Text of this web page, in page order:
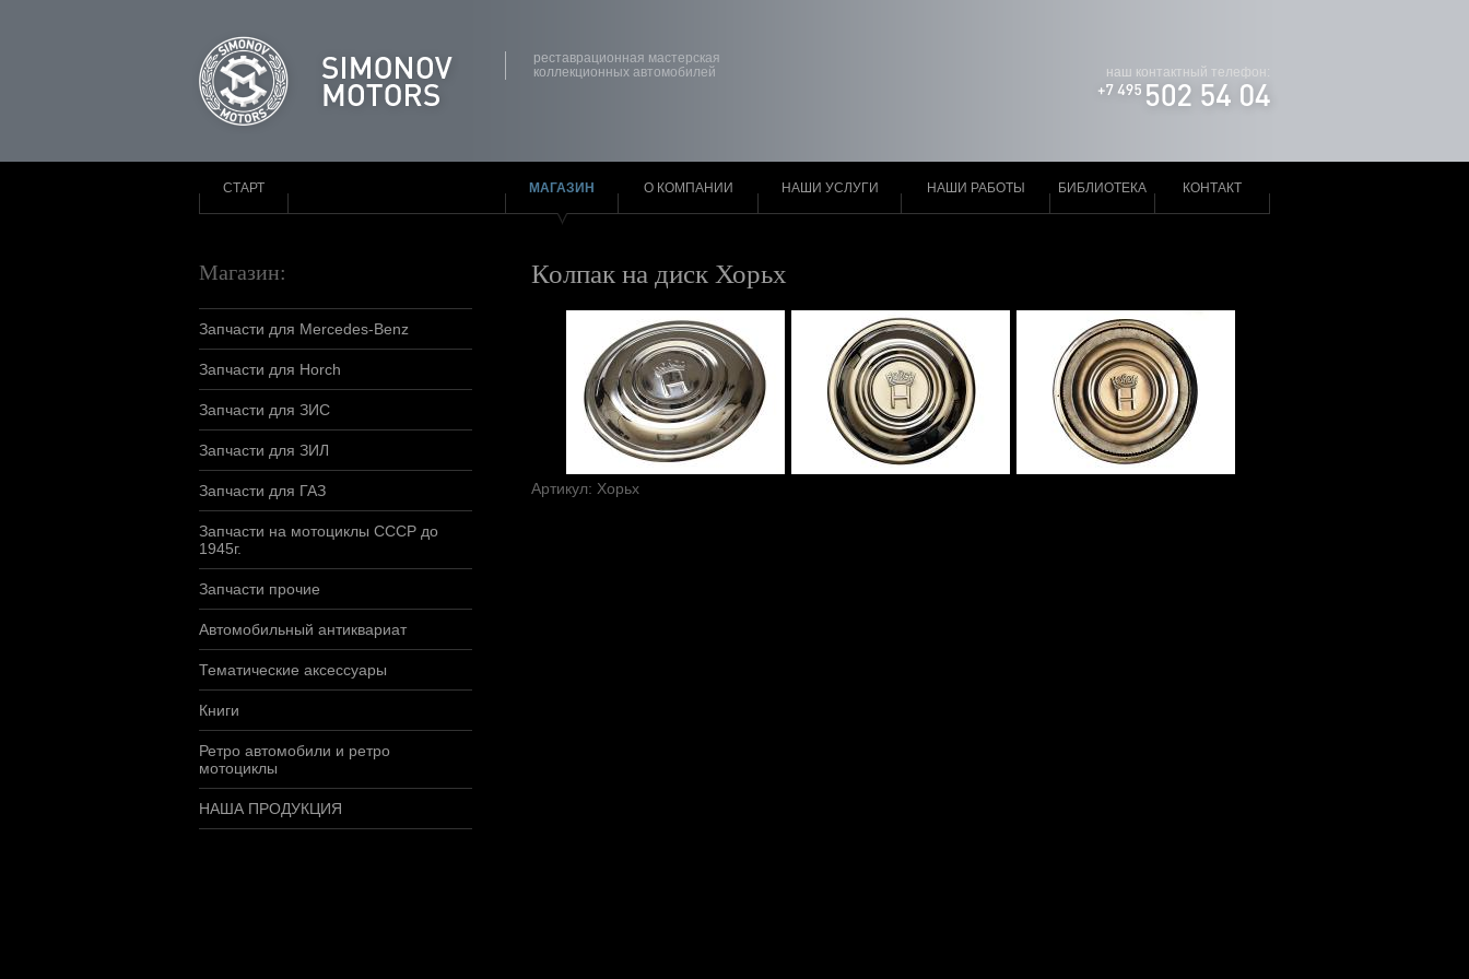
реставрационная мастерская
коллекционных автомобилей
наш контактный телефон:
СТАРТ МАГАЗИН О КОМПАНИИ НАШИ УСЛУГИ НАШИ РАБОТЫ БИБЛИОТЕКА КОНТАКТ
Магазин:
Запчасти для Mercedes-Benz
Запчасти для Horch
Запчасти для ЗИС
Запчасти для ЗИЛ
Запчасти для ГАЗ
Запчасти на мотоциклы СССР до
1945г.
Запчасти прочие
Автомобильный антиквариат
Тематические аксессуары
Книги
Ретро автомобили и ретро
мотоциклы
НАША ПРОДУКЦИЯ
Колпак на диск Хорьх
Артикул: Хорьх